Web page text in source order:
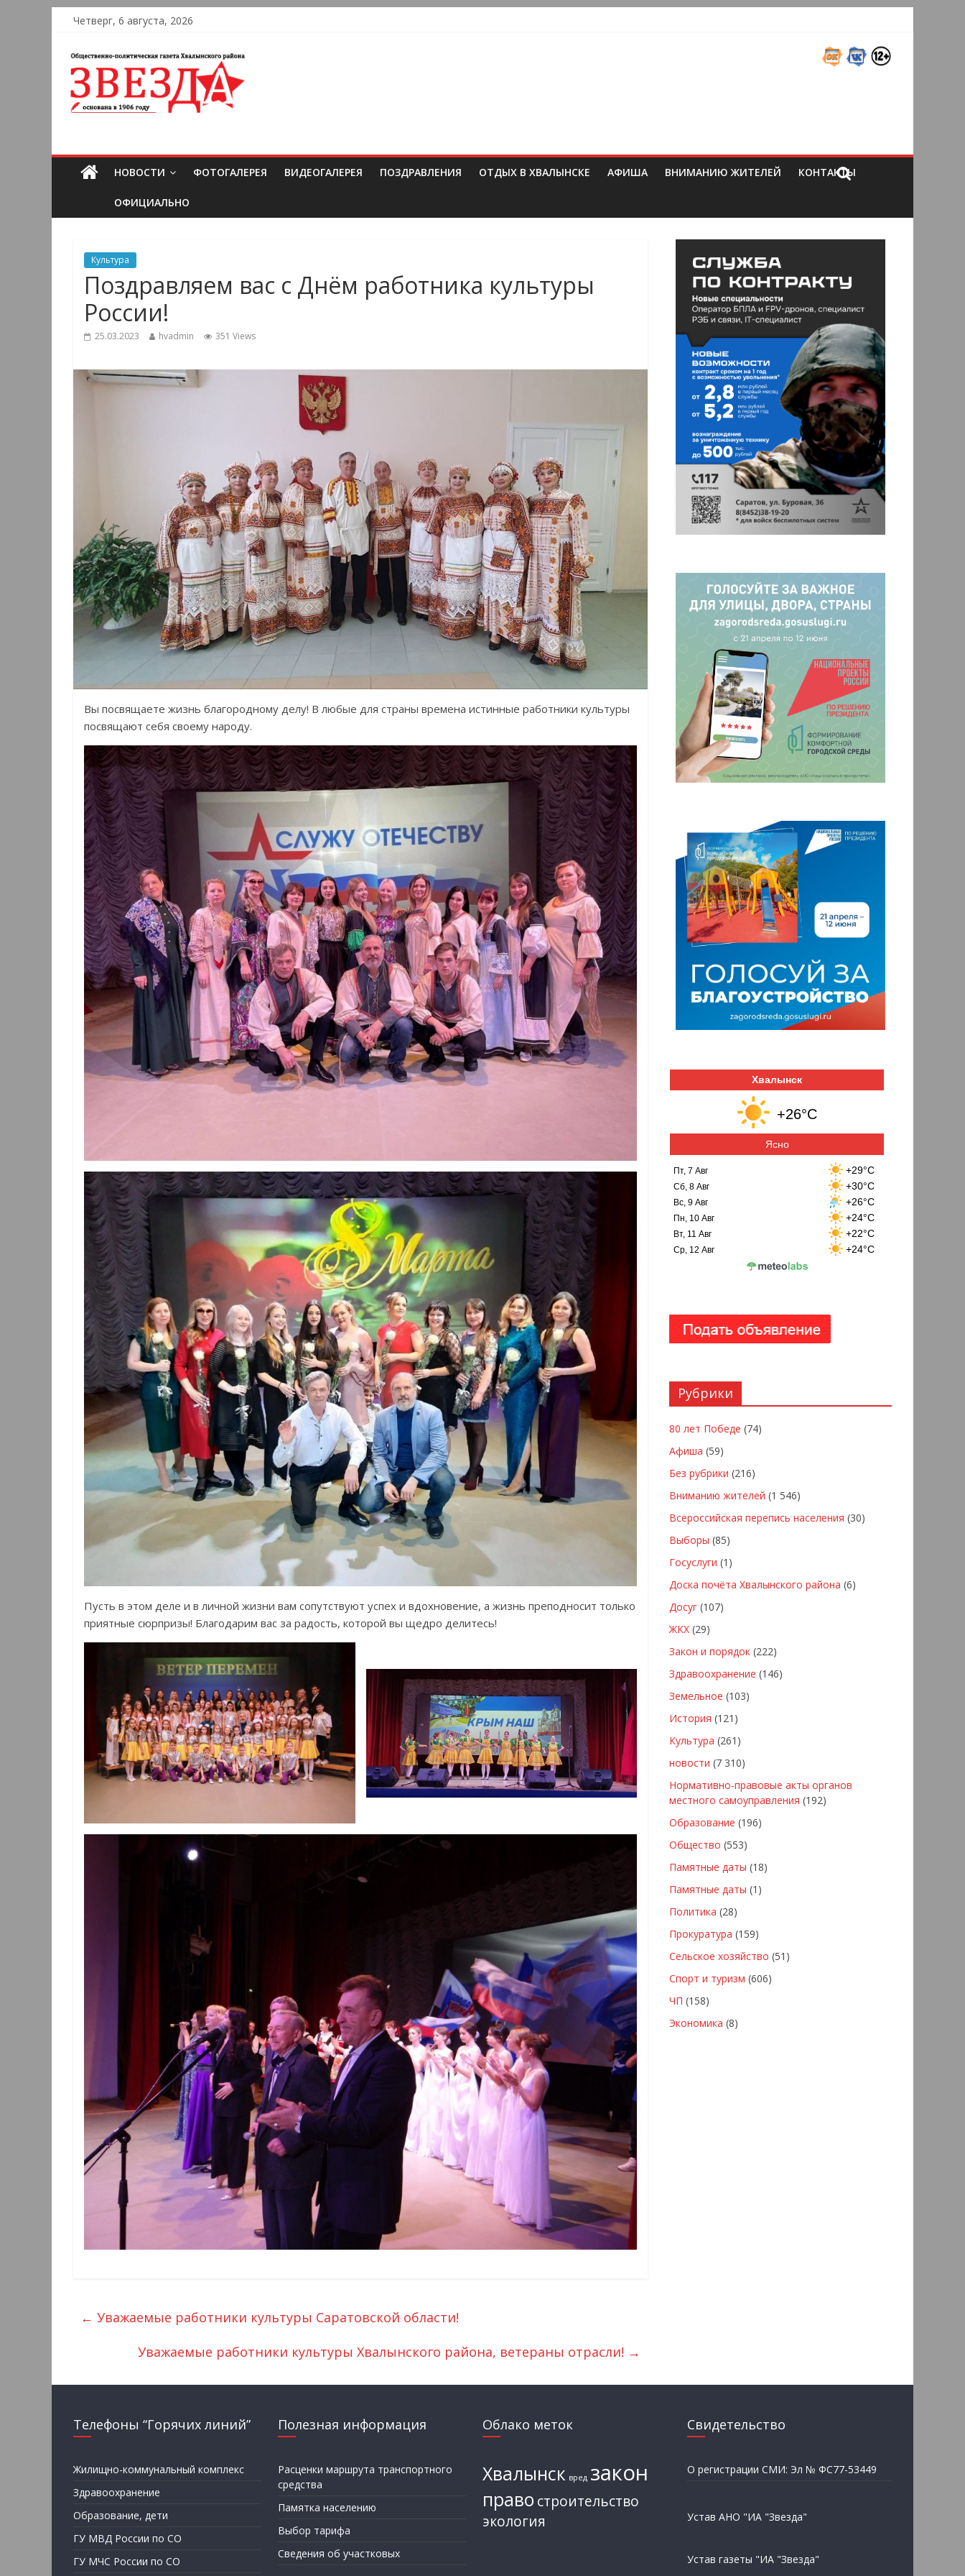
Четверг, 6 августа, 2026
НОВОСТИ ФОТОГАЛЕРЕЯ ВИДЕОГАЛЕРЕЯ ПОЗДРАВЛЕНИЯ ОТДЫХ В ХВАЛЫНСКЕ АФИША ВНИМАНИЮ ЖИТЕЛЕЙ КОНТАКТЫ
ОФИЦИАЛЬНО
Культура
Поздравляем вас с Днём работника культуры
России!
25.03.2023 hvadmin 351 Views
Вы посвящаете жизнь благородному делу! В любые для страны времена истинные работники культуры
посвящают себя своему народу.
Пусть в этом деле и в личной жизни вам сопутствуют успех и вдохновение, а жизнь преподносит только
приятные сюрпризы! Благодарим вас за радость, которой вы щедро делитесь!
← Уважаемые работники культуры Саратовской области!
Уважаемые работники культуры Хвалынского района, ветераны отрасли! →
Хвалынск
+26°C
Ясно
Пт, 7 Авг +29°C
Сб, 8 Авг +30°C
Вс, 9 Авг +26°C
Пн, 10 Авг +24°C
Вт, 11 Авг +22°C
Ср, 12 Авг +24°C
Рубрики
80 лет Победе (74)
Афиша (59)
Без рубрики (216)
Вниманию жителей (1 546)
Всероссийская перепись населения (30)
Выборы (85)
Госуслуги (1)
Доска почёта Хвалынского района (6)
Досуг (107)
ЖКХ (29)
Закон и порядок (222)
Здравоохранение (146)
Земельное (103)
История (121)
Культура (261)
новости (7 310)
Нормативно-правовые акты органов
местного самоуправления (192)
Образование (196)
Общество (553)
Памятные даты (18)
Памятные даты (1)
Политика (28)
Прокуратура (159)
Сельское хозяйство (51)
Спорт и туризм (606)
ЧП (158)
Экономика (8)
Телефоны “Горячих линий”
Жилищно-коммунальный комплекс
Здравоохранение
Образование, дети
ГУ МВД России по СО
ГУ МЧС России по СО
Полезная информация
Расценки маршрута транспортного
средства
Памятка населению
Выбор тарифа
Сведения об участковых
Облако меток
Хвалынск вред закон
право строительство
экология
Свидетельство
О регистрации СМИ: Эл № ФС77-53449
Устав АНО "ИА "Звезда"
Устав газеты "ИА "Звезда"